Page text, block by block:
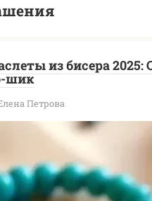
из бисера 2025:
шик
Петрова